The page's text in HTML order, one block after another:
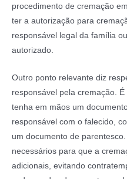
procedimento de cremação
ter a autorização para
responsável legal da família
autorizado.
Outro ponto relevante diz
responsável pela cremação.
tenha em mãos um
responsável com o falecido,
um documento de
necessários para que a
adicionais, evitando